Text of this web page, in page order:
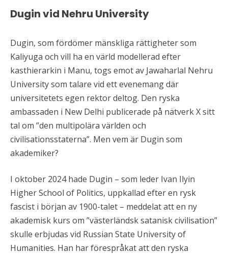
Dugin vid Nehru University
Dugin, som fördömer mänskliga rättigheter som
Kaliyuga och vill ha en värld modellerad efter
kasthierarkin i Manu, togs emot av Jawaharlal Nehru
University som talare vid ett evenemang där
universitetets egen rektor deltog. Den ryska
ambassaden i New Delhi publicerade på nätverk X sitt
tal om ”den multipolära världen och
civilisationsstaterna”. Men vem är Dugin som
akademiker?
I oktober 2024 hade Dugin – som leder Ivan Ilyin
Higher School of Politics, uppkallad efter en rysk
fascist i början av 1900-talet – meddelat att en ny
akademisk kurs om ”västerländsk satanisk civilisation”
skulle erbjudas vid Russian State University of
Humanities. Han har förespråkat att den ryska